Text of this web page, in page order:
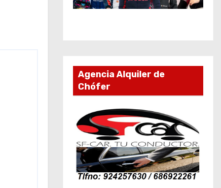
Agencia Alquiler de
Chófer